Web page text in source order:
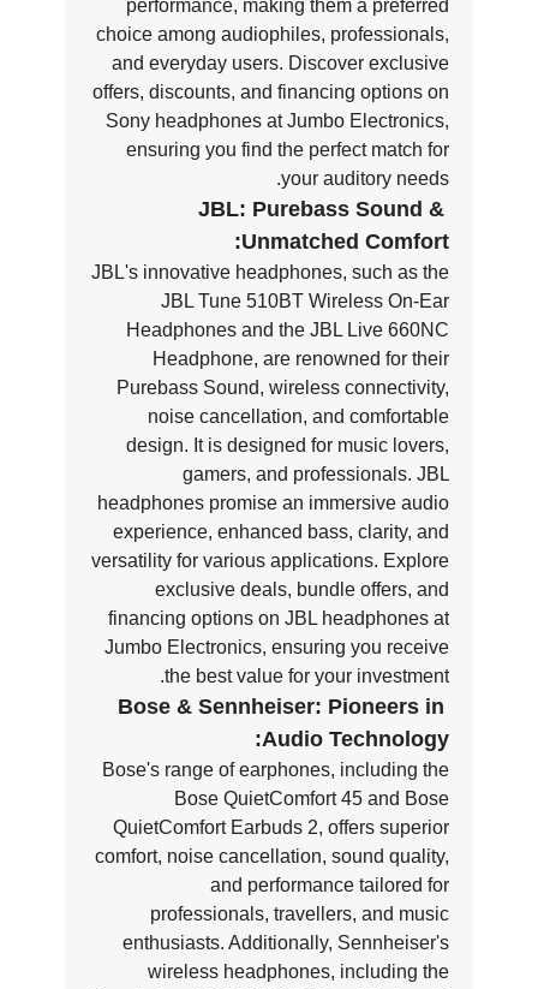
performance, making them a preferred
choice among audiophiles, professionals,
and everyday users. Discover exclusive
offers, discounts, and financing options on
Sony headphones at Jumbo Electronics,
ensuring you find the perfect match for
your auditory needs.
JBL: Purebass Sound &
Unmatched Comfort:
JBL's innovative headphones, such as the
JBL Tune 510BT Wireless On-Ear
Headphones and the JBL Live 660NC
Headphone, are renowned for their
Purebass Sound, wireless connectivity,
noise cancellation, and comfortable
design. It is designed for music lovers,
gamers, and professionals. JBL
headphones promise an immersive audio
experience, enhanced bass, clarity, and
versatility for various applications. Explore
exclusive deals, bundle offers, and
financing options on JBL headphones at
Jumbo Electronics, ensuring you receive
the best value for your investment.
Bose & Sennheiser: Pioneers in
Audio Technology:
Bose's range of earphones, including the
Bose QuietComfort 45 and Bose
QuietComfort Earbuds 2, offers superior
comfort, noise cancellation, sound quality,
and performance tailored for
professionals, travellers, and music
enthusiasts. Additionally, Sennheiser's
wireless headphones, including the